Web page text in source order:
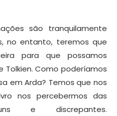
são tranquilamente
no entanto, teremos que
para que possamos
Tolkien. Como poderíamos
em Arda? Temos que nos
nos percebermos das
e discrepantes.